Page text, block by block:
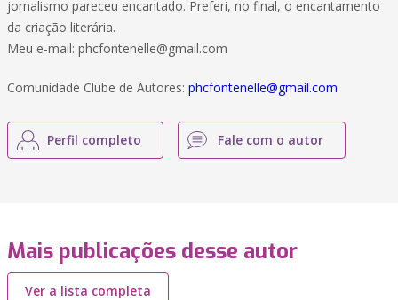
jornalismo pareceu encantado. Preferi, no final, o encantamento
da criação literária.
Meu e-mail: phcfontenelle@gmail.com
Comunidade Clube de Autores: phcfontenelle@gmail.com
Perfil completo Fale com o autor
Mais publicações desse autor
Ver a lista completa